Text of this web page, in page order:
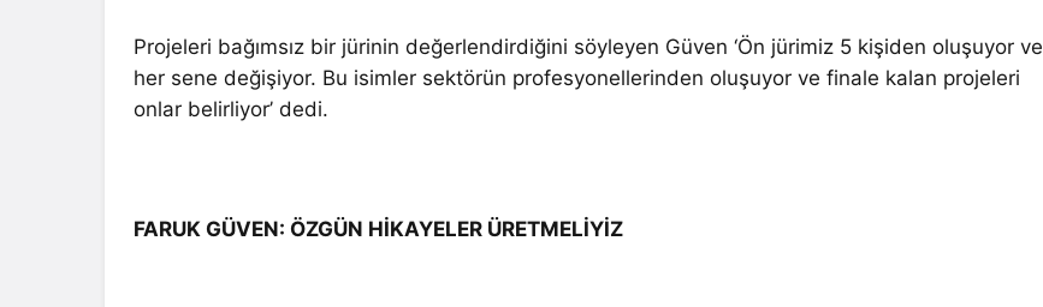
Projeleri bağımsız bir jürinin değerlendirdiğini söyleyen Güven ‘Ön jürimiz 5 kişiden oluşuyor ve
her sene değişiyor. Bu isimler sektörün profesyonellerinden oluşuyor ve finale kalan projeleri
onlar belirliyor’ dedi.
FARUK GÜVEN: ÖZGÜN HİKAYELER ÜRETMELİYİZ